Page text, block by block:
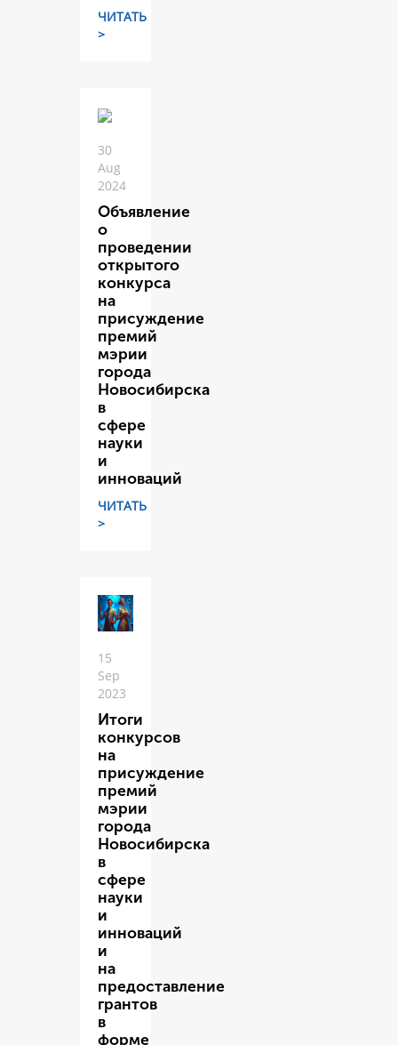
ЧИТАТЬ
>
30
Aug
2024
Объявление
о
проведении
открытого
конкурса
на
присуждение
премий
мэрии
города
Новосибирска
в
сфере
науки
и
инноваций
ЧИТАТЬ
>
15
Sep
2023
Итоги
конкурсов
на
присуждение
премий
мэрии
города
Новосибирска
в
сфере
науки
и
инноваций
и
на
предоставление
грантов
в
форме